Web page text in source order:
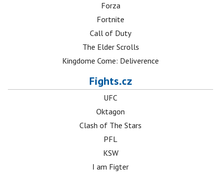
Forza
Fortnite
Call of Duty
The Elder Scrolls
Kingdome Come: Deliverence
Fights.cz
UFC
Oktagon
Clash of The Stars
PFL
KSW
I am Figter